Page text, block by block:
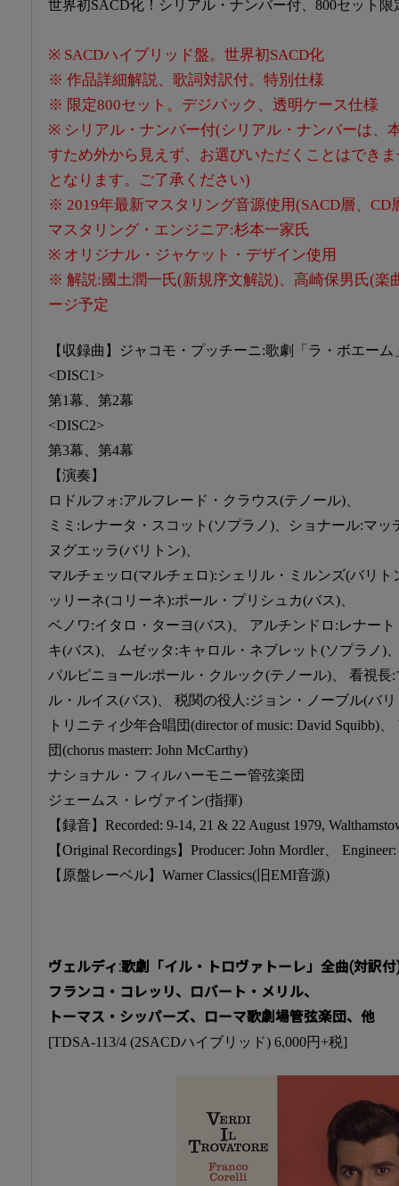
世界初SACD化！シリアル・ナンバー付、800セット限
※ SACDハイブリッド盤。世界初SACD化
※ 作品詳細解説、歌詞対訳付。特別仕様
※ 限定800セット。デジパック、透明ケース仕様
※ シリアル・ナンバー付(シリアル・ナンバーは、
すため外から見えず、お選びいただくことはでき
となります。ご了承ください)
※ 2019年最新マスタリング音源使用(SACD層、CD
マスタリング・エンジニア:杉本一家氏
※ オリジナル・ジャケット・デザイン使用
※ 解説:國土潤一氏(新規序文解説)、高崎保男氏(楽
ージ予定
【収録曲】ジャコモ・プッチーニ:歌劇「ラ・ボエーム
<DISC1>
第1幕、第2幕
<DISC2>
第3幕、第4幕
【演奏】
ロドルフォ:アルフレード・クラウス(テノール)、
ミミ:レナータ・スコット(ソプラノ)、ショナール:マッ
ヌグエッラ(バリトン)、
マルチェッロ(マルチェロ):シェリル・ミルンズ(バリト
ッリーネ(コリーネ):ポール・プリシュカ(バス)、
ベノワ:イタロ・ターヨ(バス)、 アルチンドロ:レナー
キ(バス)、 ムゼッタ:キャロル・ネブレット(ソプラノ)
パルピニョール:ポール・クルック(テノール)、 看視長:
ル・ルイス(バス)、 税関の役人:ジョン・ノーブル(バ
トリニティ少年合唱団(director of music: David Squibb)
団(chorus masterr: John McCarthy)
ナショナル・フィルハーモニー管弦楽団
ジェームス・レヴァイン(指揮)
【録音】Recorded: 9-14, 21 & 22 August 1979,
【Original Recordings】Producer: John Mordler、
【原盤レーベル】Warner Classics(旧EMI音源)
ヴェルディ:歌劇「イル・トロヴァトーレ」全曲(対訳
フランコ・コレッリ、ロバート・メリル、
トーマス・シッパーズ、ローマ歌劇場管弦楽団、他
[TDSA-113/4 (2SACDハイブリッド) 6,000円+税]